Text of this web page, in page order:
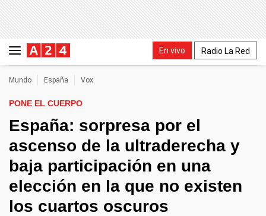
En vivo Radio La Red
Mundo España Vox
PONE EL CUERPO
España: sorpresa por el
ascenso de la ultraderecha y
baja participación en una
elección en la que no existen
los cuartos oscuros